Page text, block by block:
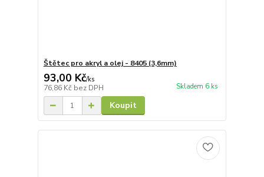
Štětec pro akryl a olej - 8405 (3,6mm)
93,00 Kč/ks
76,86 Kč bez DPH Skladem 6 ks
Koupit